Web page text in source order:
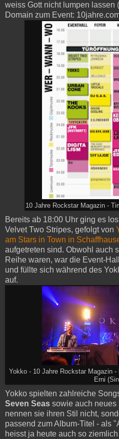
weiss Gott nicht lumpen lassen
Domain zum Event:
10 Jahre Rockstar Magazin -
Bereits ab 18:00 Uhr ging es
Velvet Two Stripes, gefolgt von
am Stars in Town in
aufgetreten sind. Obwohl auch
Reihe waren, war die Event-
und füllte sich während des
auf.
Yokko - 10 Jahre Rockstar Magazin
Erni
Yokko spielten zahlreiche
Seven Seas sowie auch neues
nennen sie ihren Stil nicht,
passend zum Album-Titel - als
heisst ja heute auch so